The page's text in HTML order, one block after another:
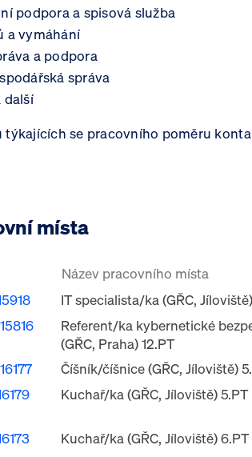
podpora a spisová služba
a vymáhání
a podpora
správa
další
týkajících se pracovního poměru
místa
Název pracovního místa
IT specialista/ka (GŘC, Jíloviště)
Referent/ka kybernetické
(GŘC, Praha) 12.PT
Číšník/číšnice (GŘC, Jíloviště)
Kuchař/ka (GŘC, Jíloviště) 5.PT
Kuchař/ka (GŘC, Jíloviště) 6.PT